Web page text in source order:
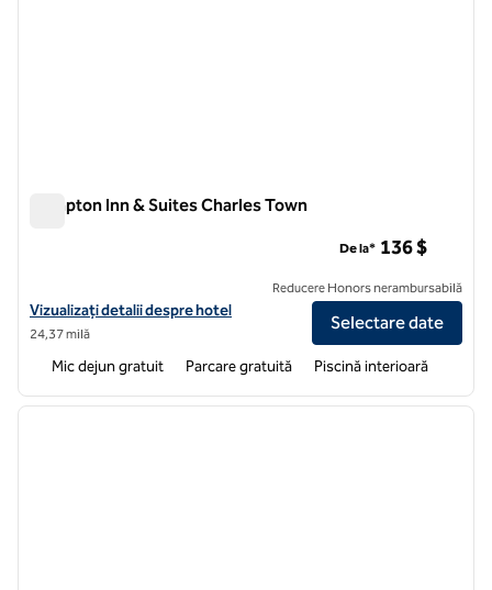
Hampton Inn & Suites Charles Town
Vizualizați detaliile hotelului Hampton Inn & Suites Charles Town
Vizualizați detalii despre hotel
24,37 milă
De la* 136 $
Reducere Honors nerambursabilă
Selectare date
Mic dejun gratuit Parcare gratuită Piscină interioară
1 din 12